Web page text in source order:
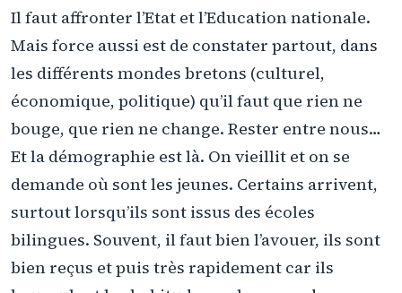
Il faut affronter l’Etat et l’Education nationale.
Mais force aussi est de constater partout, dans
les différents mondes bretons (culturel,
économique, politique) qu’il faut que rien ne
bouge, que rien ne change. Rester entre nous…
Et la démographie est là. On vieillit et on se
demande où sont les jeunes. Certains arrivent,
surtout lorsqu’ils sont issus des écoles
bilingues. Souvent, il faut bien l’avouer, ils sont
bien reçus et puis très rapidement car ils